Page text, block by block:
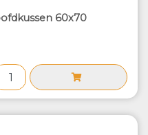
60x70